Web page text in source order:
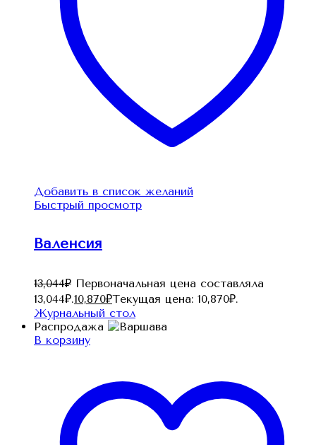
Добавить в список желаний
Быстрый просмотр
Валенсия
13,044₽ Первоначальная цена составляла
13,044₽.10,870₽Текущая цена: 10,870₽.
Журнальный стол
Распродажа
В корзину